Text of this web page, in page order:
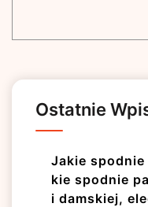
Ostatnie
Jakie
kie spodnie
i damskiej,